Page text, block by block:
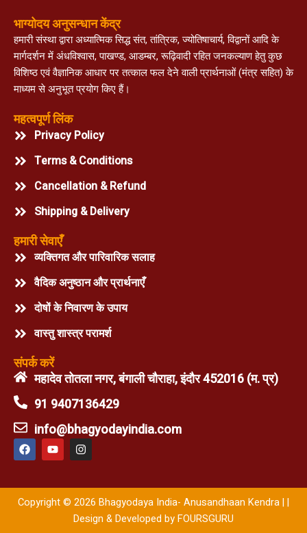
भाग्योदय अनुसन्धान केंद्र
हमारी संस्था द्वारा अध्यात्मिक सिद्ध संत, तांत्रिक, ज्योतिषाचार्य, विद्वानों आदि के
मार्गदर्शन में अंधविश्वास, पाखण्ड, आडम्बर, रूढ़िवादी रहित जनकल्याण हेतु कुछ
विशिष्ठ एवं वैज्ञानिक आधार पर तत्काल फल देने वाली प्रार्थनाओं (मंत्र सहित) के
माध्यम से अनुभूत प्रयोग किए हैं।
महत्वपूर्ण लिंक
Privacy Policy
Terms & Conditions
Cancellation & Refund
Shipping & Delivery
हमारी सेवाएँ
व्यक्तिगत और पारिवारिक सलाह
वैदिक अनुष्ठान और प्रार्थनाएँ
दोषों के निवारण के उपाय
वास्तु शास्त्र परामर्श
संपर्क करें
महादेव तोतला नगर, बंगाली चौराहा, इंदौर 452016 (म. प्र)
91 9407136429
info@bhagyodayindia.com
F
a
c
b
o
o
Y
o
u
u
b
e
I
n
s
a
g
r
a
Copyright © 2026 Bhagyodaya India- Anusandhaan Kendra | |
Design & Developed by FOURSGURU